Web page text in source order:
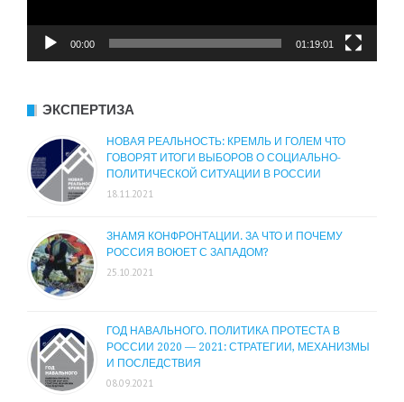
00:00 01:19:01
ЭКСПЕРТИЗА
НОВАЯ РЕАЛЬНОСТЬ: КРЕМЛЬ И ГОЛЕМ ЧТО
ГОВОРЯТ ИТОГИ ВЫБОРОВ О СОЦИАЛЬНО-
ПОЛИТИЧЕСКОЙ СИТУАЦИИ В РОССИИ
18.11.2021
ЗНАМЯ КОНФРОНТАЦИИ. ЗА ЧТО И ПОЧЕМУ
РОССИЯ ВОЮЕТ С ЗАПАДОМ?
25.10.2021
ГОД НАВАЛЬНОГО. ПОЛИТИКА ПРОТЕСТА В
РОССИИ 2020 — 2021: СТРАТЕГИИ, МЕХАНИЗМЫ
И ПОСЛЕДСТВИЯ
08.09.2021